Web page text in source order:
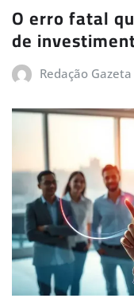
O erro fatal
de
Redação